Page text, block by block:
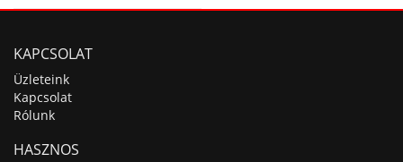
KAPCSOLAT
Üzleteink
Kapcsolat
Rólunk
HASZNOS